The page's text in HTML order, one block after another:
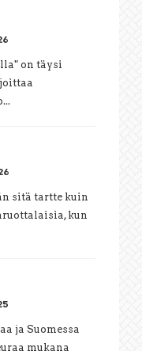
on täysi
sitä tartte kuin
kun
ja Suomessa
mukana